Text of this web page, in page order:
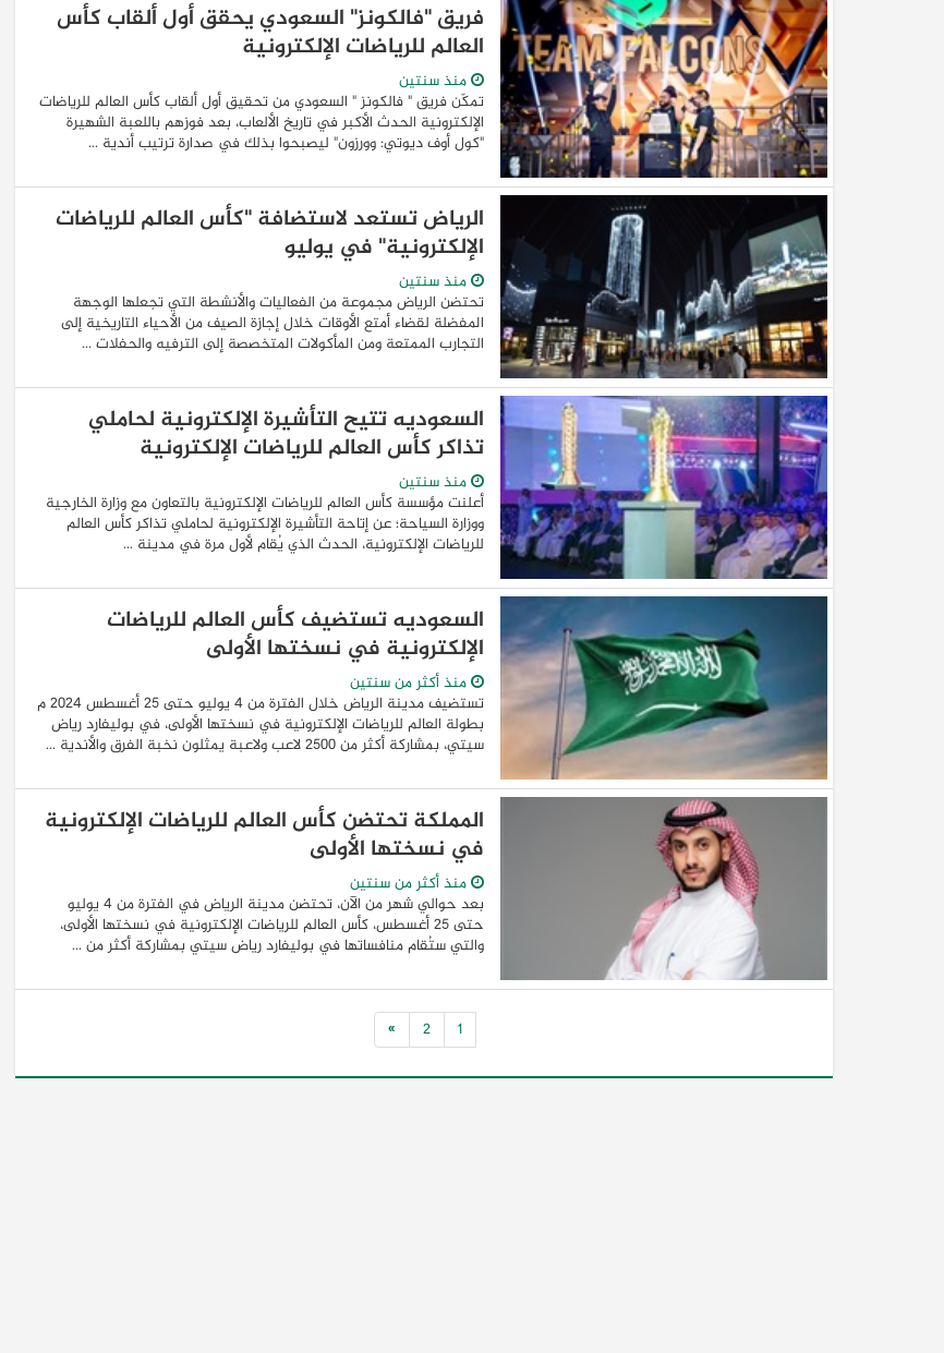
فريق "فالكونز" السعودي يحقق أول ألقاب كأس
العالم للرياضات الإلكترونية
منذ سنتين
تمكّن فريق " فالكونز " السعودي من تحقيق أول ألقاب كأس العالم للرياضات
الإلكترونية الحدث الأكبر في تاريخ الألعاب، بعد فوزهم باللعبة الشهيرة
"كول أوف ديوتي: وورزون" ليصبحوا بذلك في صدارة ترتيب أندية ...
الرياض تستعد لاستضافة "كأس العالم للرياضات
الإلكترونية" في يوليو
منذ سنتين
تحتضن الرياض مجموعة من الفعاليات والأنشطة التي تجعلها الوجهة
المفضلة لقضاء أمتع الأوقات خلال إجازة الصيف من الأحياء التاريخية إلى
التجارب الممتعة ومن المأكولات المتخصصة إلى الترفيه والحفلات ...
السعوديه تتيح التأشيرة الإلكترونية لحاملي
تذاكر كأس العالم للرياضات الإلكترونية
منذ سنتين
أعلنت مؤسسة كأس العالم للرياضات الإلكترونية بالتعاون مع وزارة الخارجية
ووزارة السياحة؛ عن إتاحة التأشيرة الإلكترونية لحاملي تذاكر كأس العالم
للرياضات الإلكترونية، الحدث الذي يُقام لأول مرة في مدينة ...
السعوديه تستضيف كأس العالم للرياضات
الإلكترونية في نسختها الأولى
منذ أكثر من سنتين
تستضيف مدينة الرياض خلال الفترة من 4 يوليو حتى 25 أغسطس 2024 م
بطولة العالم للرياضات الإلكترونية في نسختها الأولى، في بوليفارد رياض
سيتي، بمشاركة أكثر من 2500 لاعب ولاعبة يمثلون نخبة الفرق والأندية ...
المملكة تحتضن كأس العالم للرياضات الإلكترونية
في نسختها الأولى
منذ أكثر من سنتين
بعد حوالي شهر من الآن، تحتضن مدينة الرياض في الفترة من 4 يوليو
حتى 25 أغسطس، كأس العالم للرياضات الإلكترونية في نسختها الأولى،
والتي ستُقام منافساتها في بوليفارد رياض سيتي بمشاركة أكثر من ...
1
2
»
وزير النقل يدشن 20 أتوبيسًا جديدًا مكيفًا من إنتاج شركة
النصر للسيارات إلى شركة الاتحاد العربي للنقل البري
(السوبرجيت)
كيا EV9 GT للباحثين عن متعة قيادة السيارات الكهربائية
العائلية